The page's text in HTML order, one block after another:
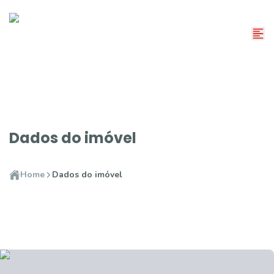
Dados do imóvel
Home Dados do imóvel